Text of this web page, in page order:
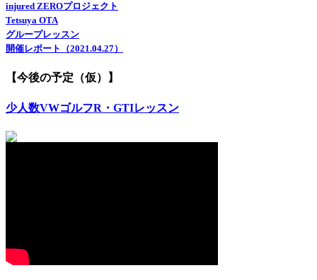
injured ZEROプロジェクト
Tetsuya OTA
グループレッスン
開催レポート（2021.04.27）
【今後の予定（仮）】
少人数VWゴルフR・GTIレッスン